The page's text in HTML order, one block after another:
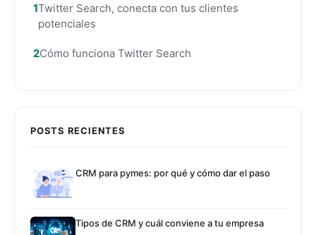
Twitter Search, conecta con tus clientes
potenciales
Cómo funciona Twitter Search
POSTS RECIENTES
CRM para pymes: por qué y cómo dar el paso
Tipos de CRM y cuál conviene a tu empresa